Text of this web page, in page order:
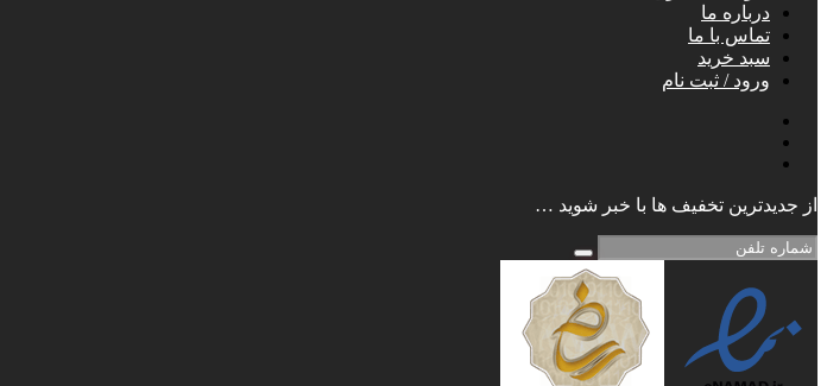
درباره ما
تماس با ما
سبد خرید
ورود / ثبت نام
از جدیدترین تخفیف ها با خبر شوید …